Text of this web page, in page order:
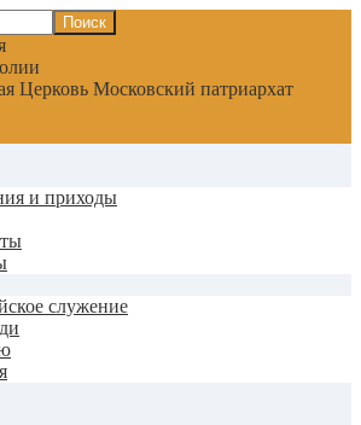
Церковь Московский патриархат
и приходы
служение